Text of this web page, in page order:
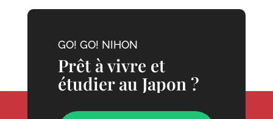
GO! GO! NIHON
Prêt à vivre et
étudier au Japon ?